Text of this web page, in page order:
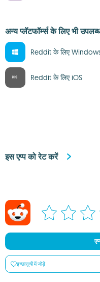
अन्य प्लॅटफॉर्म्स के लिए भी
Reddit के लिए
Reddit के लिए iOS
इस एप्प को रेट करें
इच्छासूची में जोड़ें